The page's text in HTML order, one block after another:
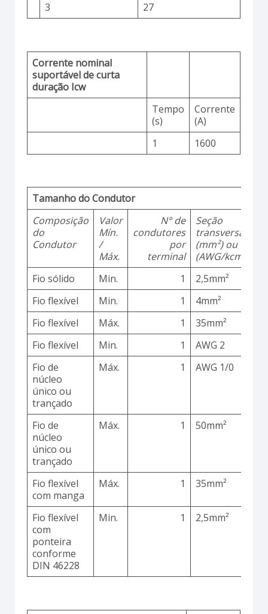
3
27
Corrente nominal
suportável de curta
duração Icw
Tempo
(s)
Corrente
(A)
1
1600
Tamanho do Condutor
Composição
do
Condutor
Valor
Mín.
/
Máx.
N° de
condutores
por
terminal
Seção
transversal
(mm²) ou
(AWG/kcmil)
Fio sólido Min. 1 2,5mm²
Fio flexível
Min. 1 4mm²
Fio flexível
Máx. 1 35mm²
Fio flexível
Min. 1 AWG 2
Fio de
núcleo
único ou
trançado
Máx. 1 AWG 1/0
Fio de
núcleo
único ou
trançado
Máx. 1 50mm²
Fio flexível
com manga
Máx. 1 35mm²
Fio flexível
com
ponteira
conforme
DIN 46228
Min. 1 2,5mm²